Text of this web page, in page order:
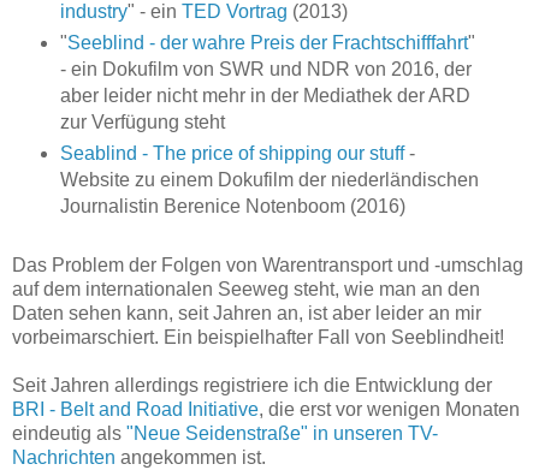
industry" - ein TED Vortrag (2013)
"Seeblind - der wahre Preis der Frachtschifffahrt"
- ein Dokufilm von SWR und NDR von 2016, der
aber leider nicht mehr in der Mediathek der ARD
zur Verfügung steht
Seablind - The price of shipping our stuff-
Website zu einem Dokufilm der niederländischen
Journalistin Berenice Notenboom (2016)
Das Problem der Folgen von Warentransport und -umschlag
auf dem internationalen Seeweg steht, wie man an den
Daten sehen kann, seit Jahren an, ist aber leider an mir
vorbeimarschiert. Ein beispielhafter Fall von Seeblindheit!
Seit Jahren allerdings registriere ich die Entwicklung der
BRI - Belt and Road Initiative, die erst vor wenigen Monaten
eindeutig als "Neue Seidenstraße" in unseren TV-
Nachrichten angekommen ist.